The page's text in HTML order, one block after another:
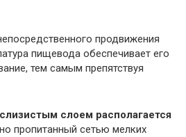
продвижения
пищевода обеспечивает его
тем самым препятствуя
слоем располагается
пропитанный сетью мелких